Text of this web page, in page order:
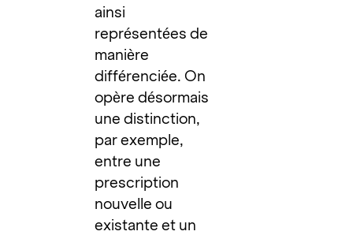
ainsi
représentées de
manière
différenciée. On
opère désormais
une distinction,
par exemple,
entre une
prescription
nouvelle ou
existante et un